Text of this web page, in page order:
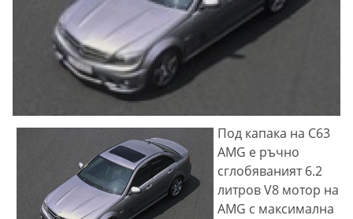
Под капака на C63
AMG е ръчно
сглобяваният 6.2
литров V8 мотор на
AMG с максимална